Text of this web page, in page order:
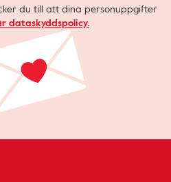
du till att dina personuppgifter
dataskyddspolicy.